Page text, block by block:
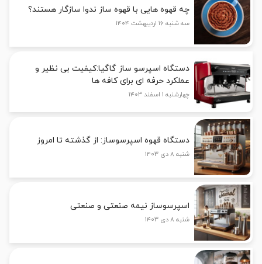
چه قهوه هایی با قهوه ساز ندوا سازگار هستند؟
سه شنبه ۱۶ اردیبهشت ۱۴۰۴
دستگاه اسپرسو ساز گاگیا:کیفیت بی نظیر و
عملکرد حرفه ای برای کافه ها
چهارشنبه ۱ اسفند ۱۴۰۳
دستگاه قهوه اسپرسوساز: از گذشته تا امروز
شنبه ۸ دی ۱۴۰۳
اسپرسوساز نیمه صنعتی و صنعتی
شنبه ۸ دی ۱۴۰۳